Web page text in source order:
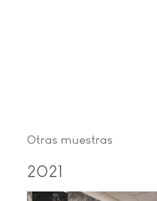
Otras muestras
2021